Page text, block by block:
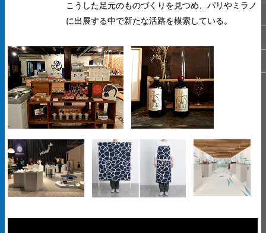
こうした足元のものづくりを見つめ、パリやミラノ
に出展する中で新たな活路を模索している。